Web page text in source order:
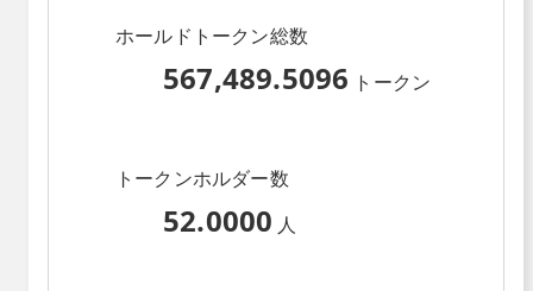
ホールドトークン総数
567,489.5096 トークン
トークンホルダー数
52.0000 人